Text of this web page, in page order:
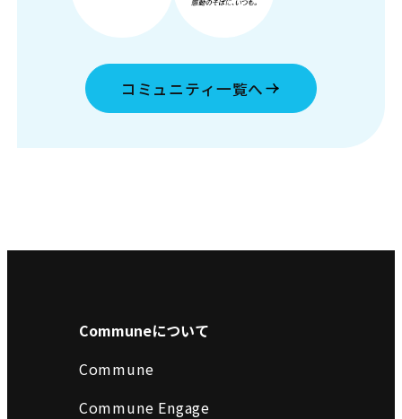
コミュニティ一覧へ
Communeについて
Commune
Commune Engage